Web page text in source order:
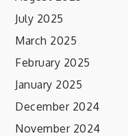
July 2025
March 2025
February 2025
January 2025
December 2024
November 2024